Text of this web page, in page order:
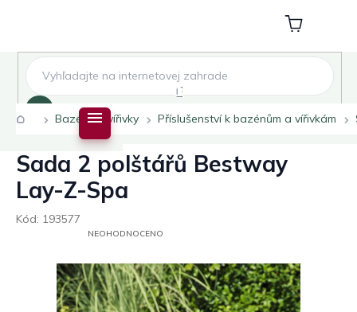
Nákupní
košík
DomůBazény a vířivky Příslušenství k bazénům a vířivkám
Sada 2 polštářů Bestway
Lay-Z-Spa
Kód: 193577
PRŮMĚRNÉNEOHODNOCENO